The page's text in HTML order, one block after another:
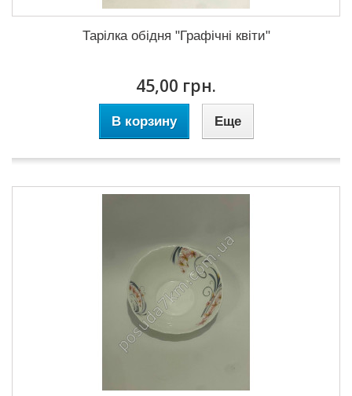
Тарілка обідня "Графічні квіти"
45,00 грн.
В корзину Еще